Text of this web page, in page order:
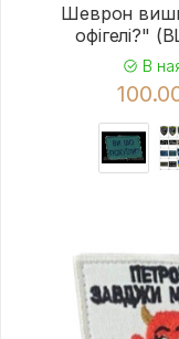
Шеврон
офігелі?"
В